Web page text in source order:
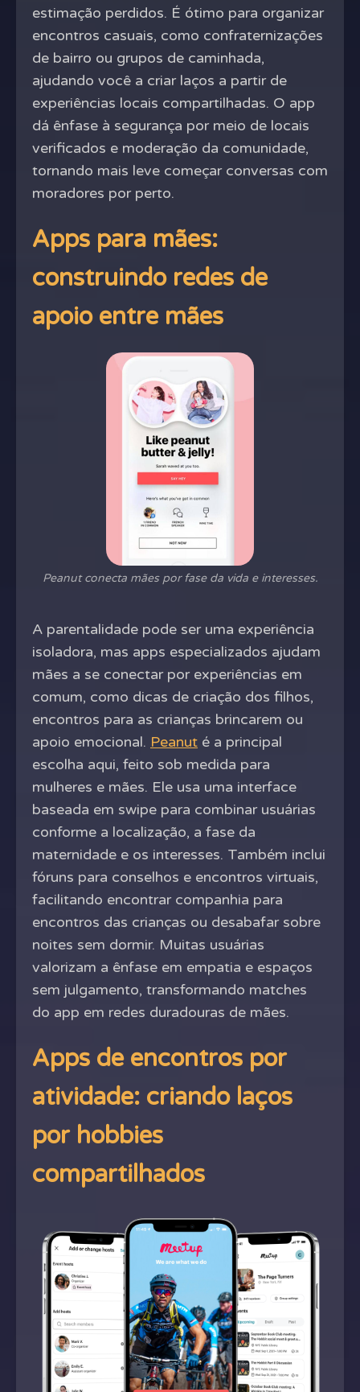
estimação perdidos. É ótimo para organizar
encontros casuais, como confraternizações
de bairro ou grupos de caminhada,
ajudando você a criar laços a partir de
experiências locais compartilhadas. O app
dá ênfase à segurança por meio de locais
verificados e moderação da comunidade,
tornando mais leve começar conversas com
moradores por perto.
Apps para mães:
construindo redes de
apoio entre mães
Peanut conecta mães por fase da vida e interesses.
A parentalidade pode ser uma experiência
isoladora, mas apps especializados ajudam
mães a se conectar por experiências em
comum, como dicas de criação dos filhos,
encontros para as crianças brincarem ou
apoio emocional. Peanut é a principal
escolha aqui, feito sob medida para
mulheres e mães. Ele usa uma interface
baseada em swipe para combinar usuárias
conforme a localização, a fase da
maternidade e os interesses. Também inclui
fóruns para conselhos e encontros virtuais,
facilitando encontrar companhia para
encontros das crianças ou desabafar sobre
noites sem dormir. Muitas usuárias
valorizam a ênfase em empatia e espaços
sem julgamento, transformando matches
do app em redes duradouras de mães.
Apps de encontros por
atividade: criando laços
por hobbies
compartilhados